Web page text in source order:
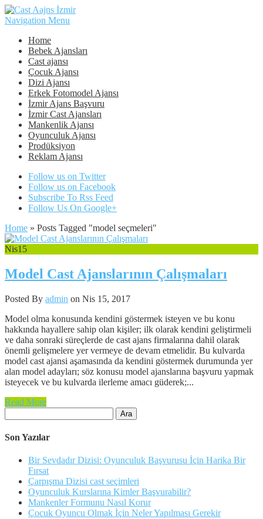
Navigation Menu
Home
Bebek Ajansları
Cast ajansı
Çocuk Ajansı
Dizi Ajansı
Erkek Fotomodel Ajansı
İzmir Ajans Başvuru
İzmir Cast Ajansları
Mankenlik Ajansı
Oyunculuk Ajansı
Prodüksiyon
Reklam Ajansı
Follow us on Twitter
Follow us on Facebook
Subscribe To Rss Feed
Follow Us On Google+
Home » Posts Tagged "model seçmeleri"
Nis15
Model Cast Ajanslarının Çalışmaları
Posted By admin on Nis 15, 2017
Model olma konusunda kendini göstermek isteyen ve bu konu
hakkında hayallere sahip olan kişiler; ilk olarak kendini geliştirmeli
ve daha sonraki süreçlerde de cast ajans firmalarına dahil olarak
önemli gelişmelere yer vermeye de devam etmelidir. Bu kulvarda
model cast ajansi aşamasında da kendini göstermek durumunda yer
alan model adayları; söz konusu model ajanslarına başvuru yapmak
isteyecek ve bu kulvarda ilerleme amacı güderek;...
Read More
Son Yazılar
Bir Sevdadır Dizisi: Oyunculuk Başvurusu İçin Harika Bir
Fırsat
Çarpışma Dizisi cast seçimleri
Oyunculuk Kurslarına Kimler Başvurabilir?
Mankenler Formunu Nasıl Korur
Çocuk Oyuncu Olmak İçin Neler Yapılması Gerekir